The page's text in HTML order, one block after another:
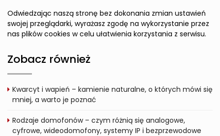
Odwiedzając naszą stronę bez dokonania zmian ustawień
swojej przeglądarki, wyrażasz zgodę na wykorzystanie przez
nas plików cookies w celu ułatwienia korzystania z serwisu.
Zobacz również
Kwarcyt i wapień – kamienie naturalne, o których mówi się
mniej, a warto je poznać
Rodzaje domofonów – czym różnią się analogowe,
cyfrowe, wideodomofony, systemy IP i bezprzewodowe